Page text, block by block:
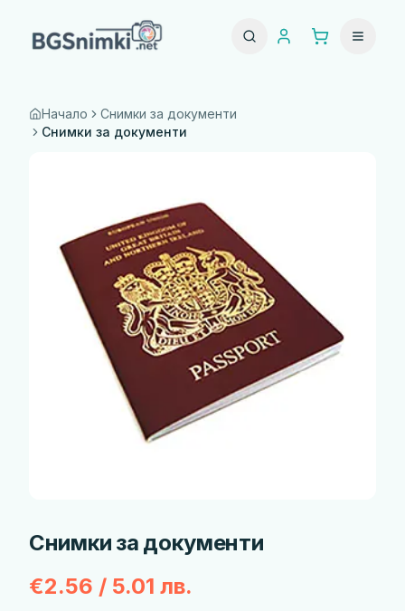
Начало
Снимки за документи
Снимки за документи
Снимки за документи
€2.56 / 5.01 лв.